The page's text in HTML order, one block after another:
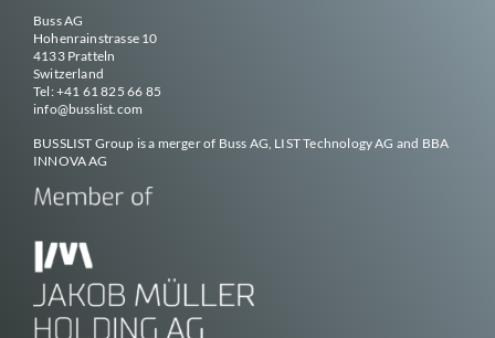
Buss AG
Hohenrainstrasse 10
4133 Pratteln
Switzerland
Tel:+41 61 825 66 85
info@busslist.com
BUSSLIST Group is a merger of Buss AG, LIST Technology AG and BBA
INNOVA AG